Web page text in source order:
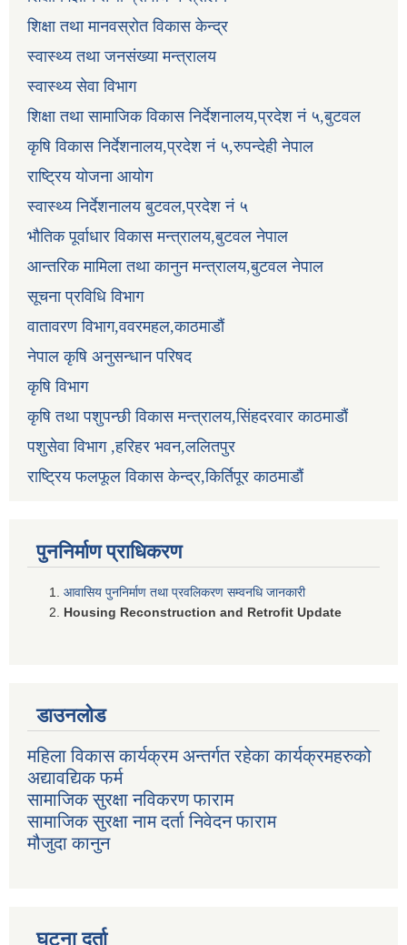
शिक्षा तथा मानवस्रोत विकास केन्द्र
स्वास्थ्य तथा जनसंख्या मन्त्रालय
स्वास्थ्य सेवा विभाग
शिक्षा तथा सामाजिक विकास निर्देशनालय,प्रदेश नं ५,बुटवल
कृषि विकास निर्देशनालय,प्रदेश नं ५,रुपन्देही नेपाल
राष्ट्रिय योजना आयोग
स्वास्थ्य निर्देशनालय बुटवल,प्रदेश नं ५
भौतिक पूर्वाधार विकास मन्त्रालय,बुटवल नेपाल
आन्तरिक मामिला तथा कानुन मन्त्रालय,बुटवल नेपाल
सूचना प्रविधि विभाग
वातावरण विभाग,ववरमहल,काठमाडौं
नेपाल कृषि अनुसन्धान परिषद
कृषि विभाग
कृषि तथा पशुपन्छी विकास मन्त्रालय,सिंहदरवार काठमाडौं
पशुसेवा विभाग ,हरिहर भवन,ललितपुर
राष्ट्रिय फलफूल विकास केन्द्र,किर्तिपूर काठमाडौं
पुननिर्माण प्राधिकरण
आवासिय पुननिर्माण तथा प्रवलिकरण सम्वनधि जानकारी
Housing Reconstruction and Retrofit Update
डाउनलोड
महिला विकास कार्यक्रम अन्तर्गत रहेका कार्यक्रमहरुको
अद्यावद्यिक फर्म
सामाजिक सुरक्षा नविकरण फाराम
सामाजिक सुरक्षा नाम दर्ता निवेदन फाराम
मौजुदा कानुन
घटना दर्ता